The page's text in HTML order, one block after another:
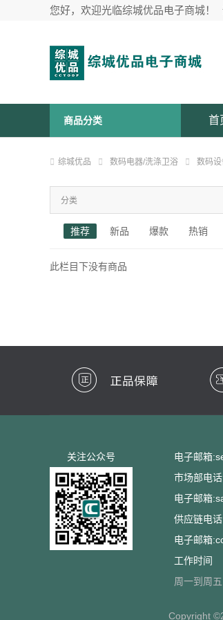
您好，欢迎光临综城优品电子商城！
商品分类 首
综城优品 数码电器/洗涤卫浴 数码
分类
推荐 新品 爆款 热销
此栏目下没有商品
关注公众号
电子邮箱
市场部电
电子邮箱
供应链电
电子邮箱
工作时间
周一到周
Copyright